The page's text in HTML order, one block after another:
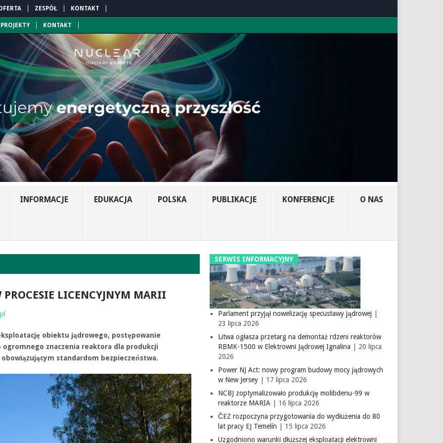
ZESPÓŁ KONTAKT
PROJEKTY KONTAKT
INFORMACJE EDUKACJA POLSKA PUBLIKACJE KONFERENCJE O NAS
LICENCYJNYM MARII
obiektu jądrowego, postępowanie
znaczenia reaktora dla produkcji
standardom bezpieczeństwa.
SERWIS INFORMACYJNY
Parlament przyjął nowelizację specustawy jądrowej
23 lipca 2026
Litwa ogłasza przetarg na demontaż rdzeni reaktorów
RBMK-1500 w Elektrowni Jądrowej Ignalina | 20 lipca
2026
Power NJ Act: nowy program budowy mocy jądrowych
w New Jersey | 17 lipca 2026
NCBJ zoptymalizowało produkcję molibdenu-99 w
reaktorze MARIA | 16 lipca 2026
ČEZ rozpoczyna przygotowania do wydłużenia do 80
lat pracy EJ Temelín | 15 lipca 2026
Uzgodniono warunki dłuższej eksploatacji elektrowni